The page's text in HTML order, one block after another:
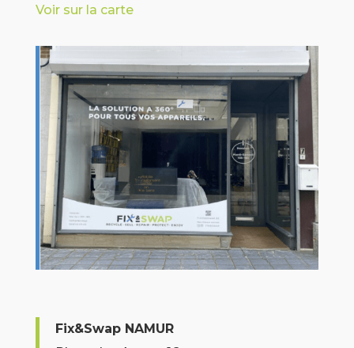
Voir sur la carte
Fix&Swap NAMUR